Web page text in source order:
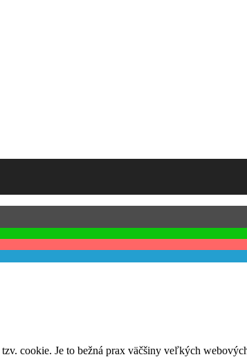
cookie. Je to bežná prax väčšiny veľkých